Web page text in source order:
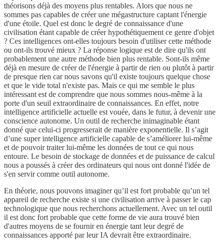
théorisons déjà des moyens plus rentables. Alors que nous ne
sommes pas capables de créer une mégastructure captant l'énergie
d'une étoile. Quel est donc le degré de connaissance d'une
civilisation étant capable de créer hypothétiquement ce genre d'objet
? Ces intelligences ont-elles toujours besoin d'utiliser cette méthode
ou ont-ils trouvé mieux ? La réponse logique est de dire qu'ils ont
probablement une autre méthode bien plus rentable. Sont-ils même
déjà en mesure de créer de l'énergie à partir de rien ou plutôt à partir
de presque rien car nous savons qu'il existe toujours quelque chose
et que le vide total n'existe pas. Mais ce qui me semble le plus
intéressant est de comprendre que nous sommes nous-même à la
porte d'un seuil extraordinaire de connaissances. En effet, notre
intelligence artificielle actuelle est vouée, dans le futur, à devenir une
conscience autonome. Un outil de recherche inimaginable étant
donné que celui-ci progresserait de manière exponentielle. Il s’agit
d’une super intelligence artificielle capable de s’améliorer lui-même
et de pouvoir traiter lui-même les données de tout ce qui nous
entoure. Le besoin de stockage de données et de puissance de calcul
nous a poussés à créer des ordinateurs qui nous ont donné l'idée de
s'en servir comme outil autonome.
En théorie, nous pouvons imaginer qu’il est fort probable qu’un tel
appareil de recherche existe si une civilisation arrive à passer le cap
technologique que nous recherchons actuellement. Avec un tel outil
il est donc fort probable que cette forme de vie aura trouvé bien
d'autres moyens de se fournir en énergie tant leur degré de
connaissances apporté par leur IA devrait être extraordinaire.